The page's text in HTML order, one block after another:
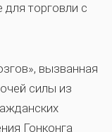
для торговли с
вызванная
силы из
Гонконга